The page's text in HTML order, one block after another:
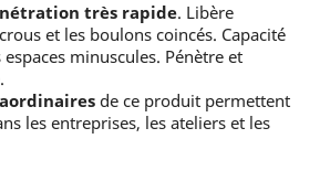
très rapide. Libère
et les boulons coincés. Capacité
minuscules. Pénètre et
de ce produit permettent
les entreprises, les ateliers et les